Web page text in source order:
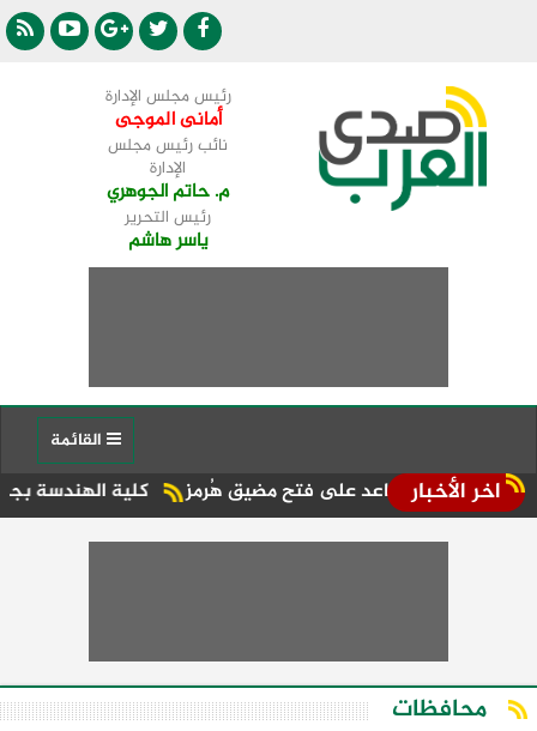
رئيس مجلس الإدارة
أمانى الموجى
نائب رئيس مجلس
الإدارة
م. حاتم الجوهري
رئيس التحرير
ياسر هاشم
اخر الأخبار كلية الهندسة بجامعة دمنهور تساعد على فتح مضيق هُرمز
محافظات